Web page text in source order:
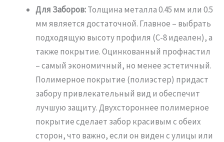
Для Заборов:Толщина металла 0.45 мм или 0.5
мм является достаточной. Главное – выбрать
подходящую высоту профиля (С-8 идеален), а
также покрытие. Оцинкованный профнастил
– самый экономичный, но менее эстетичный.
Полимерное покрытие (полиэстер) придаст
забору привлекательный вид и обеспечит
лучшую защиту. Двухстороннее полимерное
покрытие сделает забор красивым с обеих
сторон, что важно, если он виден с улицы или